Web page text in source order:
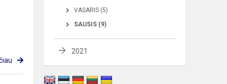
VASARIS (5)
SAUSIS (9)
2021